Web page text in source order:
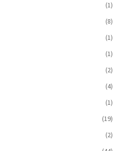
(1)
(8)
(1)
(1)
(2)
(4)
(1)
(19)
(2)